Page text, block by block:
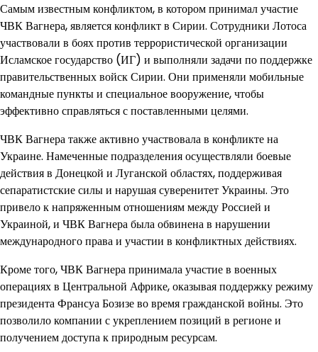
Самым известным конфликтом, в котором принимал участие
ЧВК Вагнера, является конфликт в Сирии. Сотрудники Лотоса
участвовали в боях против террористической организации
Исламское государство (ИГ) и выполняли задачи по поддержке
правительственных войск Сирии. Они применяли мобильные
командные пункты и специальное вооружение, чтобы
эффективно справляться с поставленными целями.
ЧВК Вагнера также активно участвовала в конфликте на
Украине. Намеченные подразделения осуществляли боевые
действия в Донецкой и Луганской областях, поддерживая
сепаратистские силы и нарушая суверенитет Украины. Это
привело к напряженным отношениям между Россией и
Украиной, и ЧВК Вагнера была обвинена в нарушении
международного права и участии в конфликтных действиях.
Кроме того, ЧВК Вагнера принимала участие в военных
операциях в Центральной Африке, оказывая поддержку режиму
президента Франсуа Бозизе во время гражданской войны. Это
позволило компании с укреплением позиций в регионе и
получением доступа к природным ресурсам.